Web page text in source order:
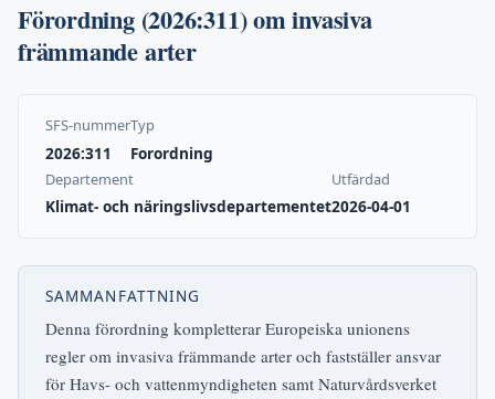
Förordning (2026:311) om invasiva
främmande arter
SFS-nummer
2026:311
Typ
Forordning
Departement
Klimat- och näringslivsdepartementet
Utfärdad
2026-04-01
SAMMANFATTNING
Denna förordning kompletterar Europeiska unionens
regler om invasiva främmande arter och fastställer ansvar
för Havs- och vattenmyndigheten samt Naturvårdsverket